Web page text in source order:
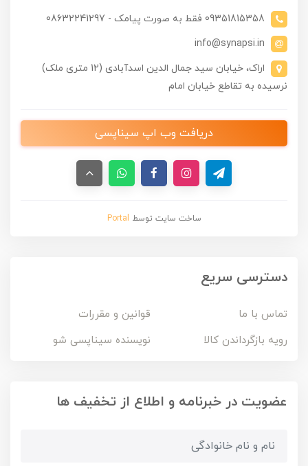
09351815358 فقط به صورت پیامک - 08632241297
info@synapsi.in
اراک، خیابان سید جمال الدین اسدآبادی (12 متری ملک)
نرسیده به تقاطع خیابان امام
دریافت وب اپ سیناپسی
ساخت سایت توسط Portal
دسترسی سریع
تماس با ما
قوانین و مقررات
رویه بازگرداندن کالا
نویسنده سیناپسی شو
عضویت در خبرنامه و اطلاع از تخفیف ها